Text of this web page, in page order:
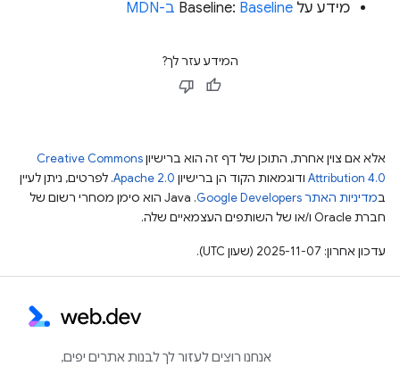
מידע על Baseline: Baseline ב-MDN
המידע עזר לך?
אלא אם צוין אחרת, התוכן של דף זה הוא ברישיוןCreative Commons
Attribution 4.0 ודוגמאות הקוד הן ברישיון Apache 2.0. לפרטים, ניתן לעיין
במדיניות האתר Google Developers‏
.‏ Java הוא סימן מסחרי רשום של
חברת Oracle ו/או של השותפים העצמאיים שלה.
עדכון אחרון: 2025-11-07 (שעון UTC).
אנחנו רוצים לעזור לך לבנות אתרים יפים,